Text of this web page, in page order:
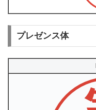
プレゼンス体